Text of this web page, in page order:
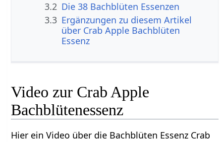
3.2 Die 38 Bachblüten Essenzen
3.3 Ergänzungen zu diesem Artikel
über Crab Apple Bachblüten
Essenz
Video zur Crab Apple
Bachblütenessenz
Hier ein Video über die Bachblüten Essenz Crab